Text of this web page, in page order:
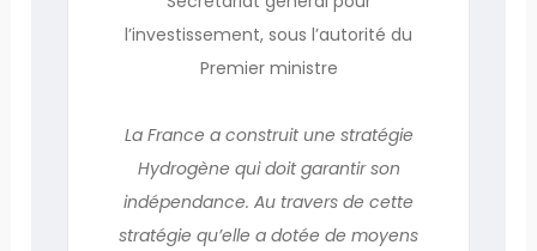
l’investissement, sous l’autorité du
Premier ministre
La France a construit une stratégie
Hydrogène qui doit garantir son
indépendance. Au travers de cette
stratégie qu’elle a dotée de moyens